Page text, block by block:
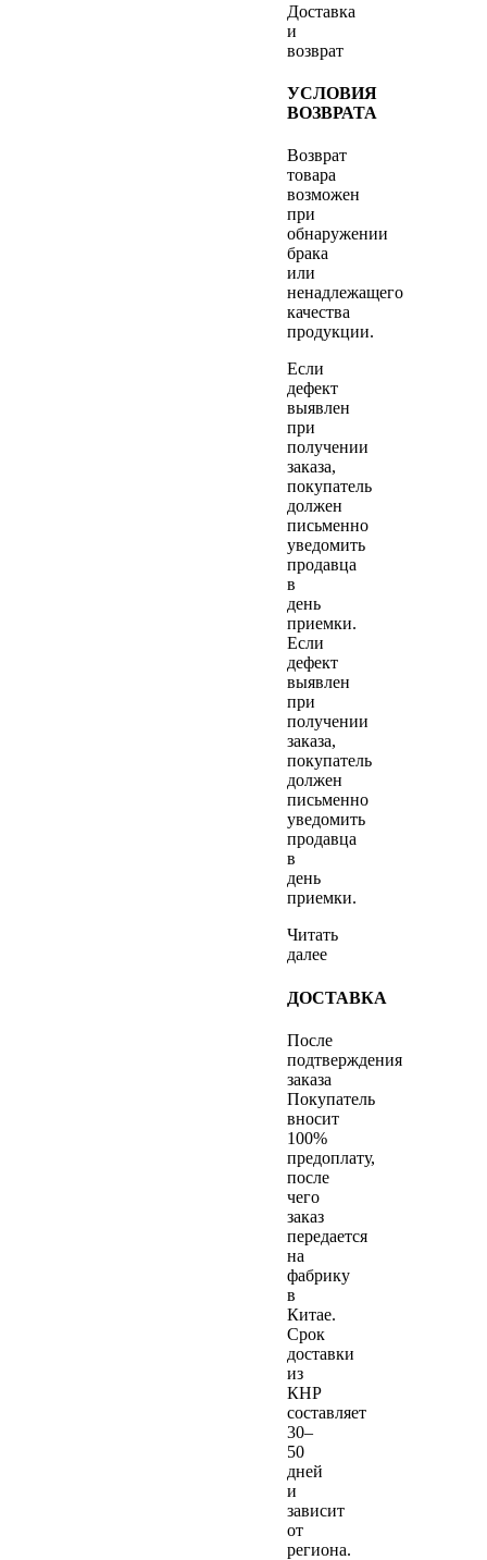
Доставка
и
возврат
УСЛОВИЯ
ВОЗВРАТА
Возврат
товара
возможен
при
обнаружении
брака
или
ненадлежащего
качества
продукции.
Если
дефект
выявлен
при
получении
заказа,
покупатель
должен
письменно
уведомить
продавца
в
день
приемки.
Если
дефект
выявлен
при
получении
заказа,
покупатель
должен
письменно
уведомить
продавца
в
день
приемки.
Читать
далее
ДОСТАВКА
После
подтверждения
заказа
Покупатель
вносит
100%
предоплату,
после
чего
заказ
передается
на
фабрику
в
Китае.
Срок
доставки
из
КНР
составляет
30–
50
дней
и
зависит
от
региона.